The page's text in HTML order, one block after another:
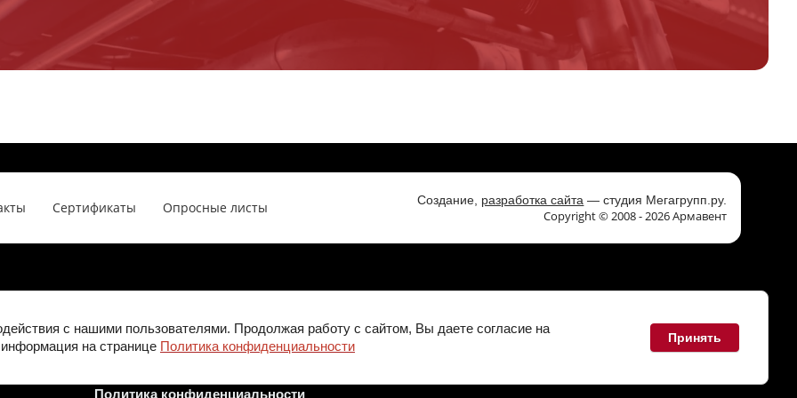
Сертификаты Опросные листы Создание, разработка сайта — студия Мегагрупп.ру.
Copyright © 2008 - 2026 Армавент
Октябрьский рп, Ленина ул, дом № 47,
павильон 2-041, этаж 2
Политика конфиденциальности
с нашими пользователями. Продолжая работу с сайтом, Вы даете согласие на
на странице Политика конфиденциальности
Принять